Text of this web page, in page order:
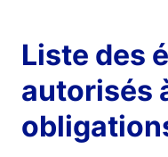
Liste des
autorisés